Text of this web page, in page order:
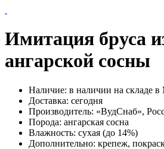
Имитация бруса
ангарской сосны
Наличие: в наличии на складе в
Доставка: сегодня
Производитель: «ВудСнаб»,
Порода: ангарская сосна
Влажность: сухая (до 14%)
Дополнительно: крепеж,